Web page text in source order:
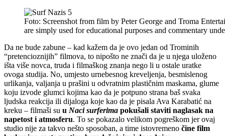
Foto: Screenshot from film by Peter George and Troma
are simply used for educational purposes and commentary
Da ne bude zabune – kad kažem da je ovo jedan od Trominih
“pretencioznijih” filmova, to nipošto ne znači da je u njega uloženo
išta više novca, truda i filmaškog znanja nego li u ostale uratke
ovoga studija. No, umjesto urnebesnog kreveljenja, besmislenog
urlikanja, valjanja u prašini u odvratnim plastičnim maskama, glume
koju izvode glumci kojima kao da je potpuno strana baš svaka
ljudska reakcija ili dijaloga koje kao da je pisala Ava Karabatić na
kreku – filmaši su u Naci surferima pokušali staviti naglasak na
napetost i atmosferu. To se pokazalo velikom pogreškom jer ovaj
studio nije za takvo nešto sposoban, a time istovremeno čine film